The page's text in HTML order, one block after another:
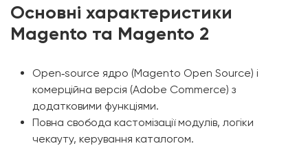
Основні характеристики
Magento та Magento 2
Open‑source ядро (Magento Open Source) і
комерційна версія (Adobe Commerce) з
додатковими функціями.
Повна свобода кастомізації модулів, логіки
чекауту, керування каталогом.